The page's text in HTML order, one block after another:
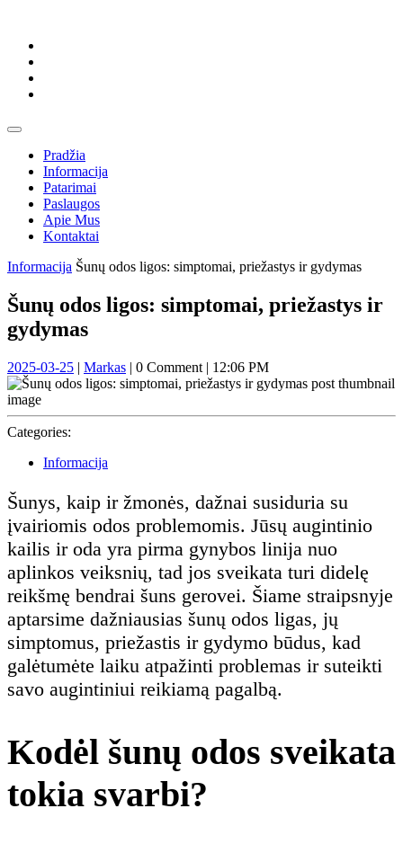
content
Skip
content
Open
ButtonPradžia
Informacija
Patarimai
Paslaugos
Apie Mus
Kontaktai
Close
Informacija Šunų odos ligos: simptomai, priežastys ir gydymas
Šunų odos ligos: simptomai, priežastys ir
gydymas
2025-03-252025-
03-
| MarkasMarkas
| 0 Comment | 12:06 PM
Categories:
Informacija
Šunys, kaip ir žmonės, dažnai susiduria su
įvairiomis odos problemomis. Jūsų augintinio
kailis ir oda yra pirma gynybos linija nuo
aplinkos veiksnių, tad jos sveikata turi didelę
reikšmę bendrai šuns gerovei. Šiame straipsnyje
aptarsime dažniausias šunų odos ligas, jų
simptomus, priežastis ir gydymo būdus, kad
galėtumėte laiku atpažinti problemas ir suteikti
savo augintiniui reikiamą pagalbą.
Kodėl šunų odos sveikata
tokia svarbi?